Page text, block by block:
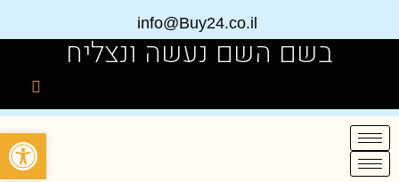
info@Buy24.co.il
בשם השם נעשה ונצליח